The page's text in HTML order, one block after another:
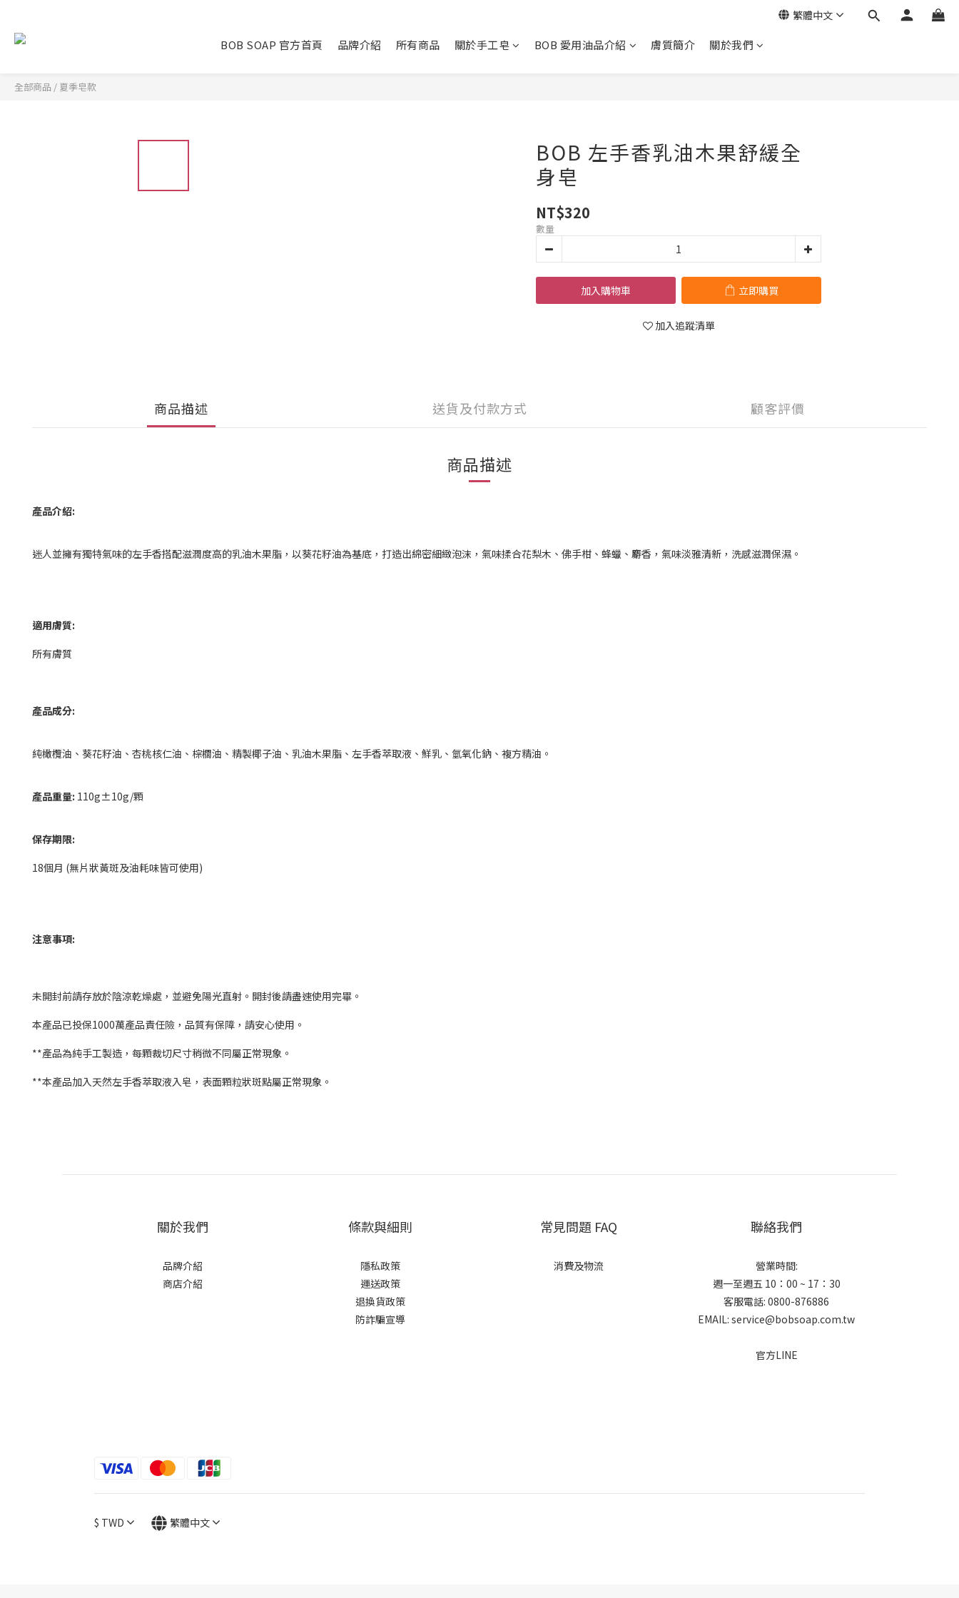
繁體中文
BOB SOAP 官方首頁 品牌介紹 所有商品 關於手工皂 BOB 愛用油品介紹 膚質簡介 關於我們
全部商品 / 夏季皂款
BOB 左手香乳油木果舒緩全
身皂
NT$320
數量
加入購物車 立即購買
加入追蹤清單
商品描述 送貨及付款方式 顧客評價
商品描述
產品介紹:
迷人並擁有獨特氣味的左手香搭配滋潤度高的乳油木果脂，以葵花籽油為基底，打造出綿密細緻泡沫，氣味揉合花梨木、佛手柑、蜂蠟、麝香，氣味淡雅清新，洗感滋潤保濕。
適用膚質:
所有膚質
產品成分:
純橄欖油、葵花籽油、杏桃核仁油、棕櫚油、精製椰子油、乳油木果脂、左手香萃取液、鮮乳、氫氧化鈉、複方精油。
產品重量: 110g±10g/顆
保存期限:
18個月 (無片狀黃斑及油耗味皆可使用)
注意事項:
未開封前請存放於陰涼乾燥處，並避免陽光直射。開封後請盡速使用完畢。
本產品已投保1000萬產品責任險，品質有保障，請安心使用。
**產品為純手工製造，每顆裁切尺寸稍微不同屬正常現象。
**本產品加入天然左手香萃取液入皂，表面顆粒狀斑點屬正常現象。
關於我們
品牌介紹
商店介紹
條款與細則
隱私政策
運送政策
退換貨政策
防詐騙宣導
常見問題 FAQ
消費及物流
聯絡我們
營業時間:
週一至週五 10：00 ~ 17：30
客服電話: 0800-876886
EMAIL: service@bobsoap.com.tw
官方LINE
$ TWD 繁體中文